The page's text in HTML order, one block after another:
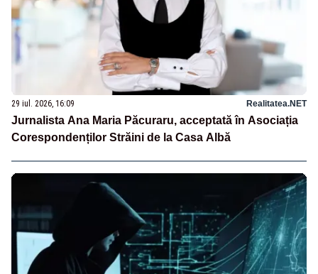
29 iul. 2026, 16:09 Realitatea.NET
Jurnalista Ana Maria Păcuraru, acceptată în Asociația
Corespondenților Străini de la Casa Albă